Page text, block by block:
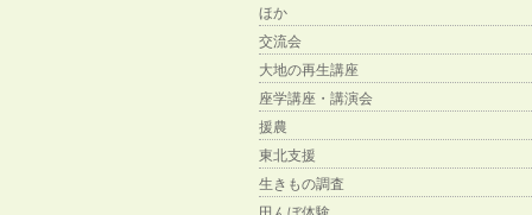
ほか
交流会
大地の再生講座
座学講座・講演会
援農
東北支援
生きもの調査
田んぼ体験